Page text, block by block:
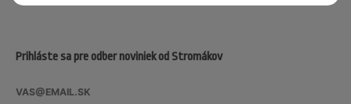
Prihláste sa pre odber noviniek od Stromákov